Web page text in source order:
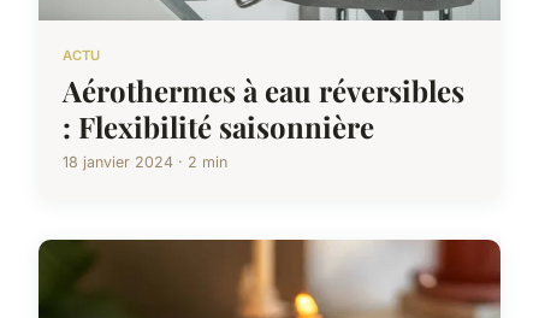
ACTU
Aérothermes à eau réversibles
: Flexibilité saisonnière
18 janvier 2024 · 2 min